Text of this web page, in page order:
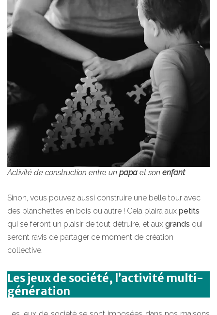
Activité de construction entre un papa et son enfant
Sinon, vous pouvez aussi construire une belle tour avec
des planchettes en bois ou autre ! Cela plaira aux petits
qui se feront un plaisir de tout détruire, et aux grands qui
seront ravis de partager ce moment de création
collective.
Les jeux de société, l’activité multi-
génération